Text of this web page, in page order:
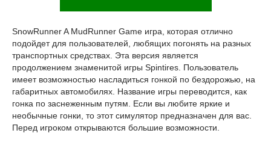
SnowRunner A MudRunner Game игра, которая отлично
подойдет для пользователей, любящих погонять на разных
транспортных средствах. Эта версия является
продолжением знаменитой игры Spintires. Пользователь
имеет возможностью насладиться гонкой по бездорожью, на
габаритных автомобилях. Название игры переводится, как
гонка по заснеженным путям. Если вы любите яркие и
необычные гонки, то этот симулятор предназначен для вас.
Перед игроком открываются большие возможности.